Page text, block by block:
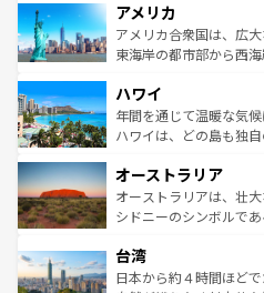
ンツ一覧を参照してほし
の建物がそのまま残る
博物館もあり、アルプ
ことができる。国民の
ば市内交通費無料で観光を楽
着のスイス情報はコン
アメリカ
アメリカ合衆国は、広
東海岸の都市部から西
のような巨大都市は、
ンメントが詰まった刺
西部には大自然が広が
部のニューオーリンズ
文化が魅力。旅行者は
しみながら、その多様
ならではの贅沢な旅のスタイルだ。 なお
情報はコンテンツ一覧
ハワイ
年間を通じて温暖な気
ハワイは、どの島も独
ワイ島は見逃せない。
島だが、静かな自然を
おすすめ。エメラルド
れるおもてなしの心で
人々、おいしいローカ
オーストラリア
オーストラリアは、壮
シドニーのシンボルで
リアリーフや大陸中央
ク）、タスマニアの美
台湾
日本から約４時間ほど